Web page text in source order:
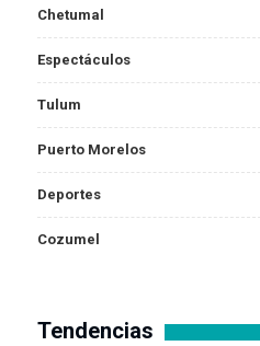
Chetumal
Espectáculos
Tulum
Puerto Morelos
Deportes
Cozumel
Tendencias